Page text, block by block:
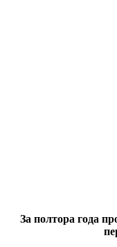
За полтора года